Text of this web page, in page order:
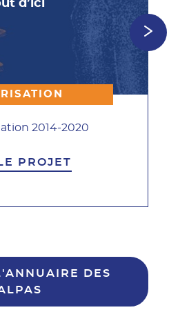
d’ici
2014-2020
PROJET
DES